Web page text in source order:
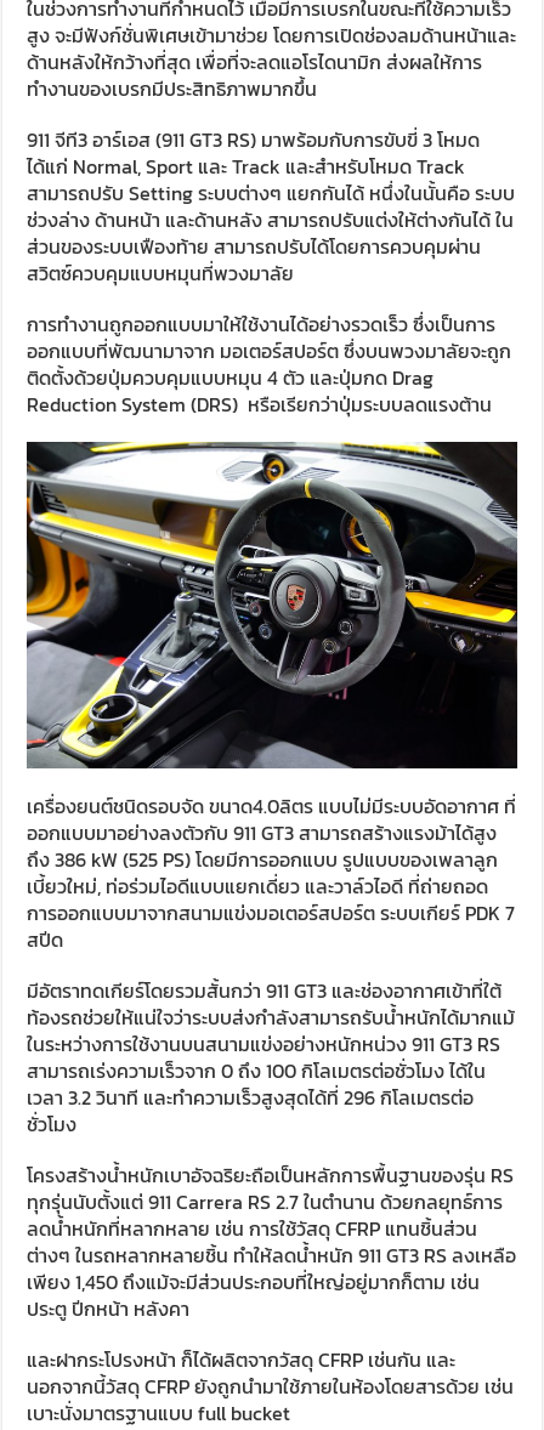
ในช่วงการทำงานที่กำหนดไว้ เมื่อมีการเบรกในขณะที่ใช้ความเร็ว
สูง จะมีฟังก์ชั่นพิเศษเข้ามาช่วย โดยการเปิดช่องลมด้านหน้าและ
ด้านหลังให้กว้างที่สุด เพื่อที่จะลดแอโรไดนามิก ส่งผลให้การ
ทำงานของเบรกมีประสิทธิภาพมากขึ้น
911 จีที3 อาร์เอส (911 GT3 RS) มาพร้อมกับการขับขี่ 3 โหมด
ได้แก่ Normal, Sport และ Track และสำหรับโหมด Track
สามารถปรับ Setting ระบบต่างๆ แยกกันได้ หนึ่งในนั้นคือ ระบบ
ช่วงล่าง ด้านหน้า และด้านหลัง สามารถปรับแต่งให้ต่างกันได้ ใน
ส่วนของระบบเฟืองท้าย สามารถปรับได้โดยการควบคุมผ่าน
สวิตซ์ควบคุมแบบหมุนที่พวงมาลัย
การทำงานถูกออกแบบมาให้ใช้งานได้อย่างรวดเร็ว ซึ่งเป็นการ
ออกแบบที่พัฒนามาจาก มอเตอร์สปอร์ต ซึ่งบนพวงมาลัยจะถูก
ติดตั้งด้วยปุ่มควบคุมแบบหมุน 4 ตัว และปุ่มกด Drag
Reduction System (DRS) หรือเรียกว่าปุ่มระบบลดแรงต้าน
เครื่องยนต์ชนิดรอบจัด ขนาด4.0ลิตร แบบไม่มีระบบอัดอากาศ ที่
ออกแบบมาอย่างลงตัวกับ 911 GT3 สามารถสร้างแรงม้าได้สูง
ถึง 386 kW (525 PS) โดยมีการออกแบบ รูปแบบของเพลาลูก
เบี้ยวใหม่, ท่อร่วมไอดีแบบแยกเดี่ยว และวาล์วไอดี ที่ถ่ายถอด
การออกแบบมาจากสนามแข่งมอเตอร์สปอร์ต ระบบเกียร์ PDK 7
สปีด
มีอัตราทดเกียร์โดยรวมสั้นกว่า 911 GT3 และช่องอากาศเข้าที่ใต้
ท้องรถช่วยให้แน่ใจว่าระบบส่งกำลังสามารถรับน้ำหนักได้มากแม้
ในระหว่างการใช้งานบนสนามแข่งอย่างหนักหน่วง 911 GT3 RS
สามารถเร่งความเร็วจาก 0 ถึง 100 กิโลเมตรต่อชั่วโมง ได้ใน
เวลา 3.2 วินาที และทำความเร็วสูงสุดได้ที่ 296 กิโลเมตรต่อ
ชั่วโมง
โครงสร้างน้ำหนักเบาอัจฉริยะถือเป็นหลักการพื้นฐานของรุ่น RS
ทุกรุ่นนับตั้งแต่ 911 Carrera RS 2.7 ในตำนาน ด้วยกลยุทธ์การ
ลดน้ำหนักที่หลากหลาย เช่น การใช้วัสดุ CFRP แทนชิ้นส่วน
ต่างๆ ในรถหลากหลายชิ้น ทำให้ลดน้ำหนัก 911 GT3 RS ลงเหลือ
เพียง 1,450 ถึงแม้จะมีส่วนประกอบที่ใหญ่อยู่มากก็ตาม เช่น
ประตู ปีกหน้า หลังคา
และฝากระโปรงหน้า ก็ได้ผลิตจากวัสดุ CFRP เช่นกัน และ
นอกจากนี้วัสดุ CFRP ยังถูกนำมาใช้ภายในห้องโดยสารด้วย เช่น
เบาะนั่งมาตรฐานแบบ full bucket